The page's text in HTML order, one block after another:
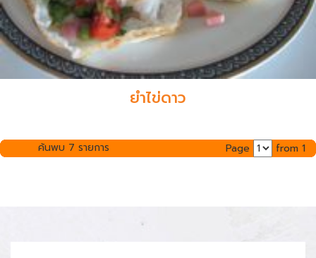
ยำไข่ดาว
ค้นพบ 7 รายการ Page from 1